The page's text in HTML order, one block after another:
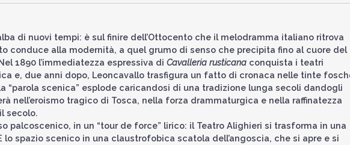
di nuovi tempi: è sul finire dell’Ottocento che il melodramma italiano ritrova
conduce alla modernità, a quel grumo di senso che precipita fino al cuore del
1890 l’immediatezza espressiva di Cavalleria rusticana conquista i teatri
e, due anni dopo, Leoncavallo trasfigura un fatto di cronaca nelle tinte
“parola scenica” esplode caricandosi di una tradizione lunga secoli dandogli
nell’eroismo tragico di Tosca, nella forza drammaturgica e nella raffinatezza
secolo.
palcoscenico, in un “tour de force” lirico: il Teatro Alighieri si trasforma in una
spazio scenico in una claustrofobica scatola dell’angoscia, che si apre e si